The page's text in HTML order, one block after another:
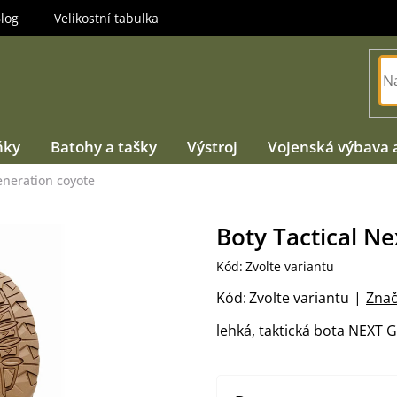
Velikostní tabulka
Batohy a tašky Výstroj Vojenská výbava
coyote
lehká, taktická bota NEXT
Boty Tactical
Kód: Zvolte variantu
Kód:Zvolte variantu